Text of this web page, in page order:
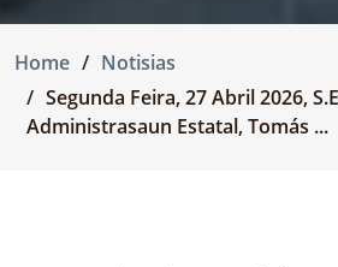
Home
Notisias
Segunda Feira, 27 Abril 2026,
Administrasaun Estatal, Tomás ...